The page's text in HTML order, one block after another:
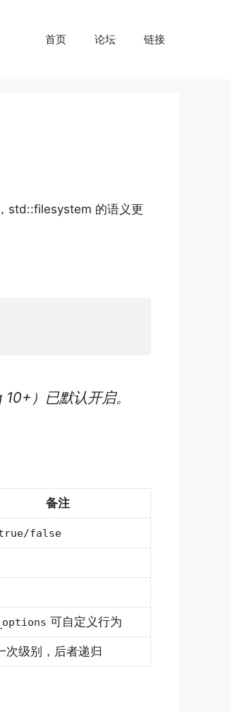
首页 论坛 链接
std::filesystem 的语义更
）已默认开启。
备注
false
可自定义行为
次级别，后者递归